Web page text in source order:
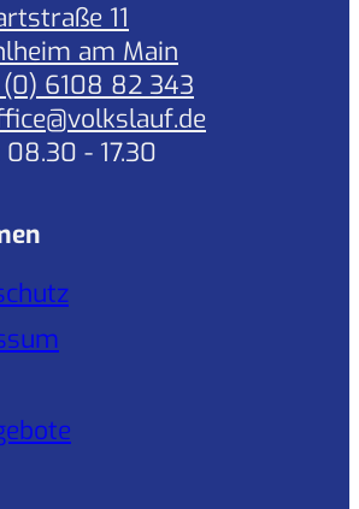
11
am Main
6108 82 343
- 17.30